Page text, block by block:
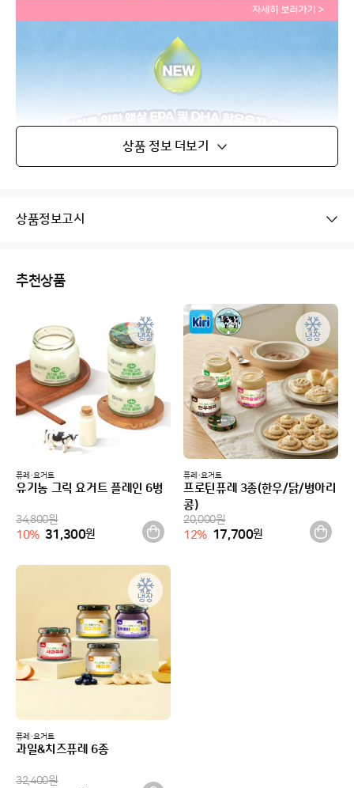
상품 정보 더보기
상품정보고시
추천상품
냉장
퓨레·요거트
유기농 그릭 요거트 플레인 6병
34,800원
10% 31,300원
냉장
퓨레·요거트
프로틴퓨레 3종(한우/닭/병아리
콩)
20,000원
12% 17,700원
냉장
퓨레·요거트
과일&치즈퓨레 6종
32,400원